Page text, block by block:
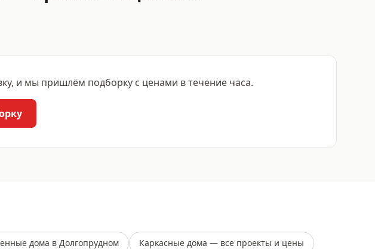
и мы пришлём подборку с ценами в течение часа.
дома в Долгопрудном
Каркасные дома — все проекты и цены